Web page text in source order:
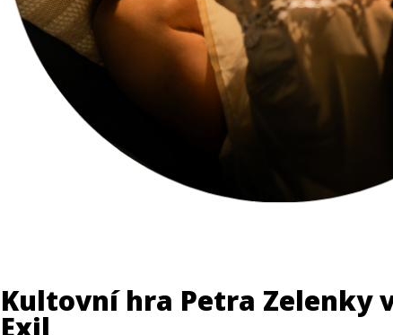
Kultovní hra Petra Zelenky